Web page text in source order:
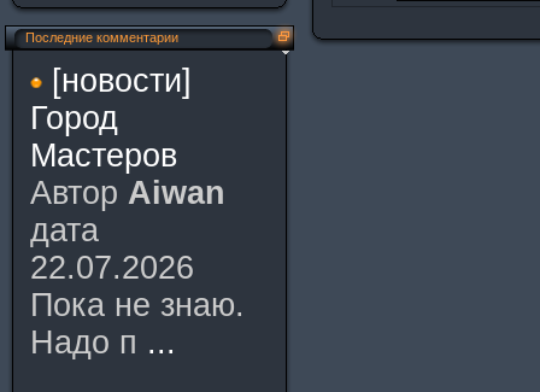
Последние комментарии
[новости]
Город
Мастеров
Автор Aiwan
дата
22.07.2026
Пока не знаю.
Надо п ...